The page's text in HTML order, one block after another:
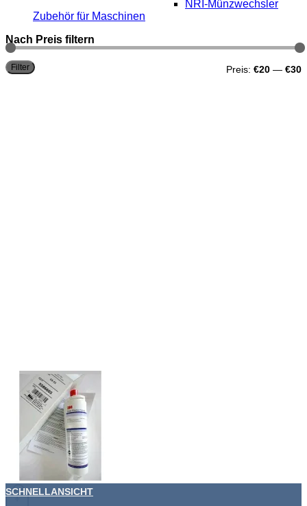
NRI-Münzwechsler
Zubehör für Maschinen
Nach Preis filtern
Filter Preis: €20 — €30
+
SCHNELLANSICHT